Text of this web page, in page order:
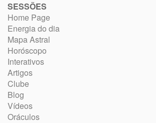
SESSÕES
Home Page
Energia do dia
Mapa Astral
Horóscopo
Interativos
Artigos
Clube
Blog
Vídeos
Oráculos